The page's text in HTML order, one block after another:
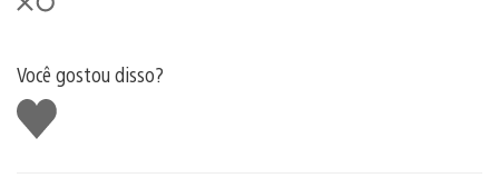
Você gostou disso?
Curtir